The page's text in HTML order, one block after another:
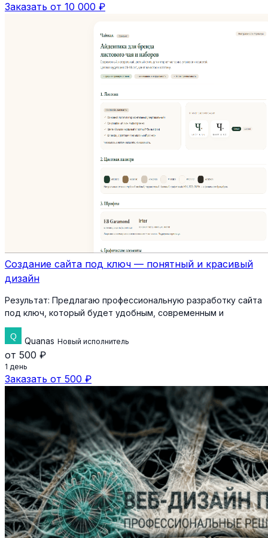
Заказать от 10 000 ₽
Создание сайта под ключ — понятный и красивый
дизайн
Результат: Предлагаю профессиональную разработку сайта
под ключ, который будет удобным, современным и
Quanas Новый исполнитель
от 500 ₽
1 день
Заказать от 500 ₽